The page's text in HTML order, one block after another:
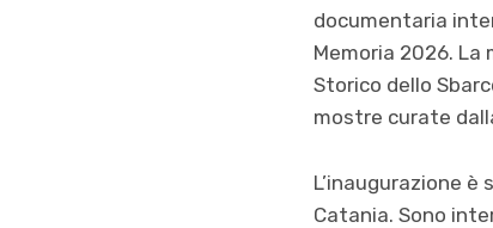
documentaria
Memoria 2026. La
Storico dello
mostre curate
L’inaugurazione
Catania. Sono